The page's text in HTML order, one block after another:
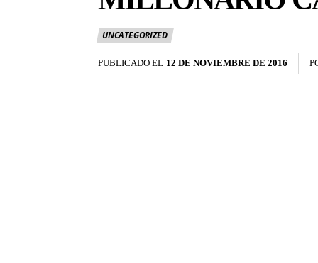
UNCATEGORIZED
PUBLICADO EL 12 DE NOVIEMBRE DE 2016